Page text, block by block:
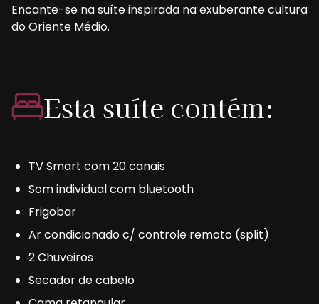
Encante-se na suíte inspirada na exuberante cultura
do Oriente Médio.
Esta suíte contém:
TV Smart com 20 canais
Som individual com bluetooth
Frigobar
Ar condicionado c/ controle remoto (split)
2 Chuveiros
Secador de cabelo